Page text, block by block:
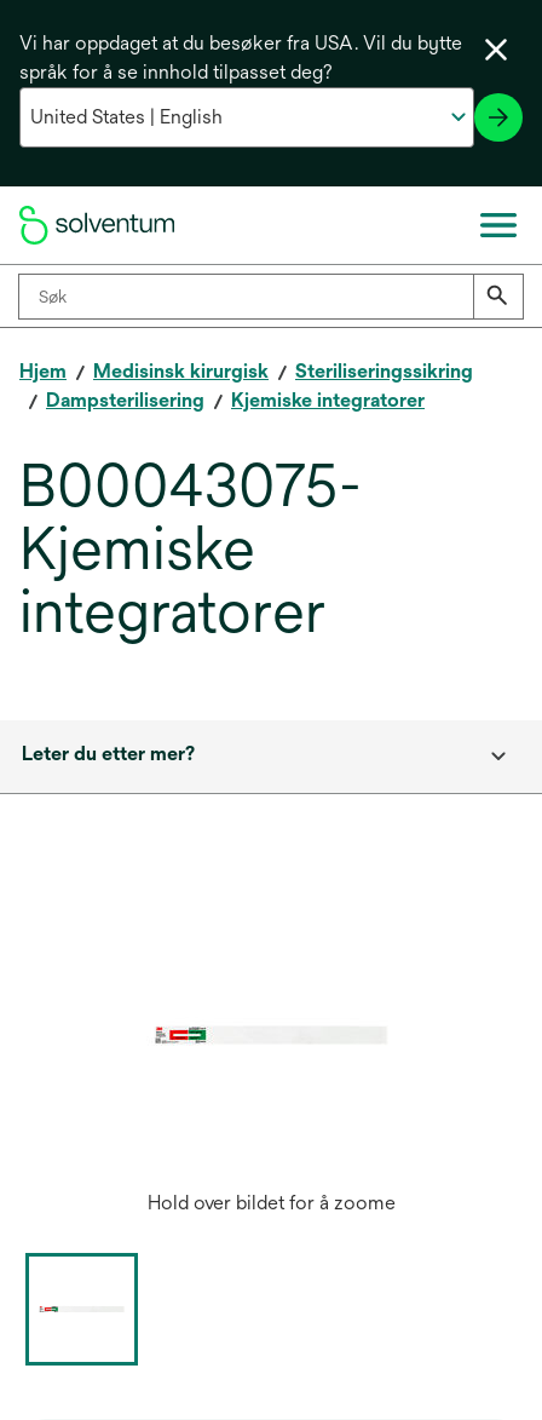
Vi har oppdaget at du besøker fra USA. Vil du bytte
språk for å se innhold tilpasset deg?
Hjem Medisinsk kirurgisk
Steriliseringssikring
Dampsterilisering
Kjemiske integratorer
B00043075-
Kjemiske
integratorer
Leter du etter mer?
Hold over bildet for å zoome